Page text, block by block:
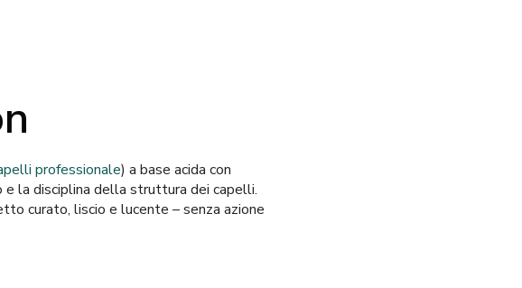
professionale) a base acida con
la disciplina della struttura dei capelli.
curato, liscio e lucente – senza azione